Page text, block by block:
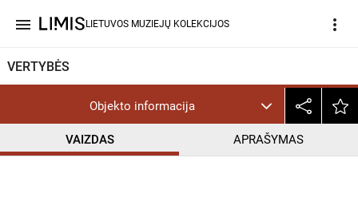
menu LIETUVOS MUZIEJŲ KOLEKCIJOS more_vert
VERTYBĖS
Objekto informacija
VAIZDAS APRAŠYMAS
CC BY help_outline